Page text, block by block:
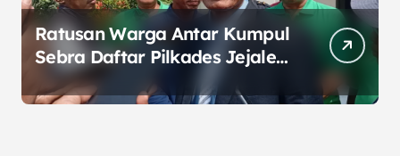
Ratusan Warga Antar Kumpul
Sebra Daftar Pilkades Jejalen
Jaya, Serukan Pemilu Damai